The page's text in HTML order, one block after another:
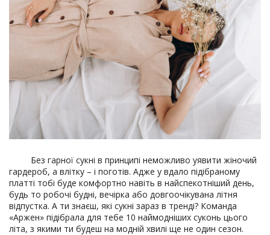
Без гарної сукні в принципі неможливо уявити жіночий
гардероб, а влітку – і поготів. Адже у вдало підібраному
платті тобі буде комфортно навіть в найспекотніший день,
будь то робочі будні, вечірка або довгоочікувана літня
відпустка. А ти знаєш, які сукні зараз в тренді? Команда
«Аржен» підібрала для тебе 10 наймодніших суконь цього
літа, з якими ти будеш на модній хвилі ще не один сезон.